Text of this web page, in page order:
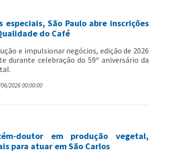
São Paulo abre inscrições
do Café
e impulsionar negócios, edição de 2026
durante celebração do 59º aniversário da
2026 00:00:00
doutor em produção vegetal,
para atuar em São Carlos